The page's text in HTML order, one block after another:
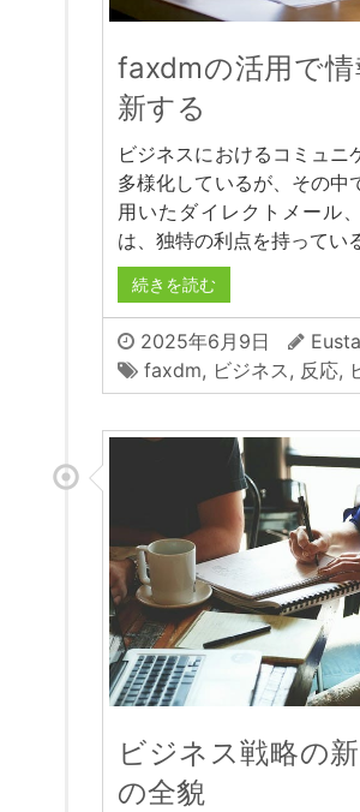
faxdmの活用で
新する
ビジネスにおけるコミュニ
多様化しているが、その中
用いたダイレクトメール
は、独特の利点を持ってい
続きを読む
2025年6月9日
faxdm, ビジネス , 反応,
ビジネス戦略の
の全貌